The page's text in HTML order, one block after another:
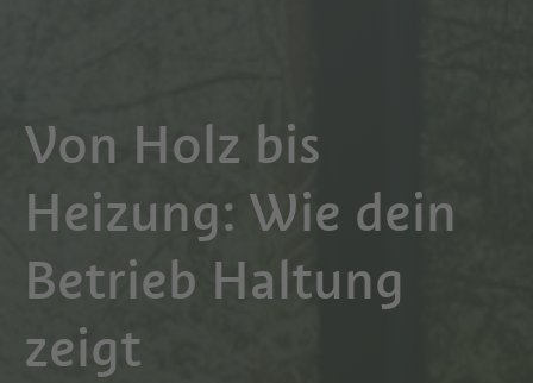
Von Holz bis
Heizung: Wie dein
Betrieb Haltung
zeigt